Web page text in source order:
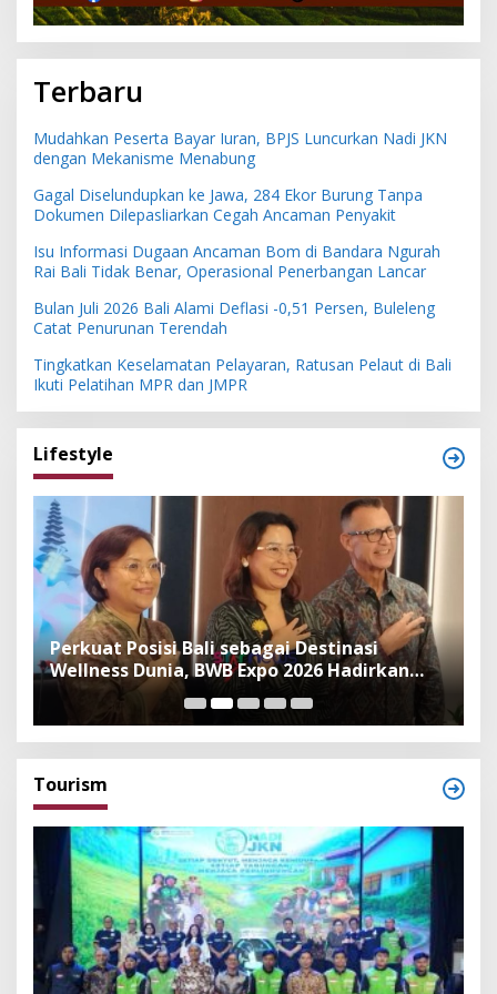
Terbaru
Mudahkan Peserta Bayar Iuran, BPJS Luncurkan Nadi JKN
dengan Mekanisme Menabung
Gagal Diselundupkan ke Jawa, 284 Ekor Burung Tanpa
Dokumen Dilepasliarkan Cegah Ancaman Penyakit
Isu Informasi Dugaan Ancaman Bom di Bandara Ngurah
Rai Bali Tidak Benar, Operasional Penerbangan Lancar
Bulan Juli 2026 Bali Alami Deflasi -0,51 Persen, Buleleng
Catat Penurunan Terendah
Tingkatkan Keselamatan Pelayaran, Ratusan Pelaut di Bali
Ikuti Pelatihan MPR dan JMPR
Lifestyle
Perkuat Posisi Bali sebagai Destinasi
Wellness Dunia, BWB Expo 2026 Hadirkan
Exhibitor Nasional dan Global
Tourism